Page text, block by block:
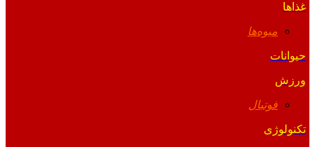
غذاها
میوه‌ها
حیوانات
ورزش
فوتبال
تکنولوژی